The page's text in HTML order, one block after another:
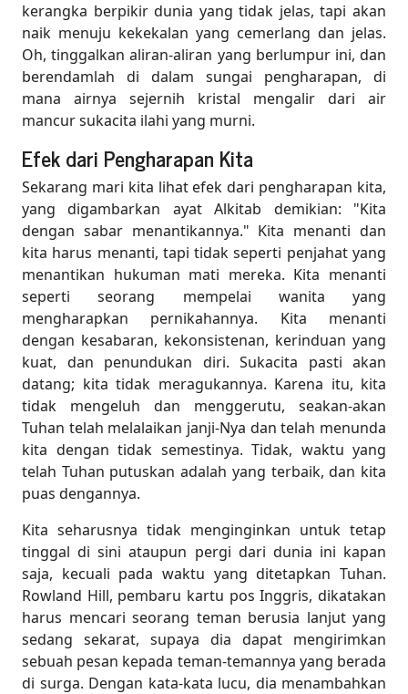
kerangka berpikir dunia yang tidak jelas, tapi akan
naik menuju kekekalan yang cemerlang dan jelas.
Oh, tinggalkan aliran-aliran yang berlumpur ini, dan
berendamlah di dalam sungai pengharapan, di
mana airnya sejernih kristal mengalir dari air
mancur sukacita ilahi yang murni.
Efek dari Pengharapan Kita
Sekarang mari kita lihat efek dari pengharapan kita,
yang digambarkan ayat Alkitab demikian: "Kita
dengan sabar menantikannya." Kita menanti dan
kita harus menanti, tapi tidak seperti penjahat yang
menantikan hukuman mati mereka. Kita menanti
seperti seorang mempelai wanita yang
mengharapkan pernikahannya. Kita menanti
dengan kesabaran, kekonsistenan, kerinduan yang
kuat, dan penundukan diri. Sukacita pasti akan
datang; kita tidak meragukannya. Karena itu, kita
tidak mengeluh dan menggerutu, seakan-akan
Tuhan telah melalaikan janji-Nya dan telah menunda
kita dengan tidak semestinya. Tidak, waktu yang
telah Tuhan putuskan adalah yang terbaik, dan kita
puas dengannya.
Kita seharusnya tidak menginginkan untuk tetap
tinggal di sini ataupun pergi dari dunia ini kapan
saja, kecuali pada waktu yang ditetapkan Tuhan.
Rowland Hill, pembaru kartu pos Inggris, dikatakan
harus mencari seorang teman berusia lanjut yang
sedang sekarat, supaya dia dapat mengirimkan
sebuah pesan kepada teman-temannya yang berada
di surga. Dengan kata-kata lucu, dia menambahkan